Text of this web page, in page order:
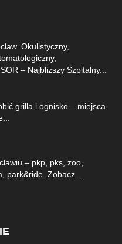
Okulistyczny,
– Najbliższy Szpitalny...
grilla i ognisko – miejsca
– pkp, pks, zoo,
park&ride. Zobacz...